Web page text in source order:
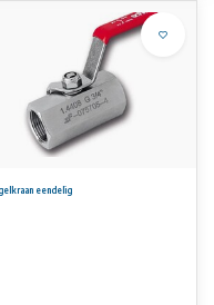
eendelig